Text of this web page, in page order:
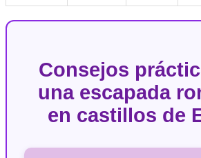
Consejos
una escapada
en castillos de